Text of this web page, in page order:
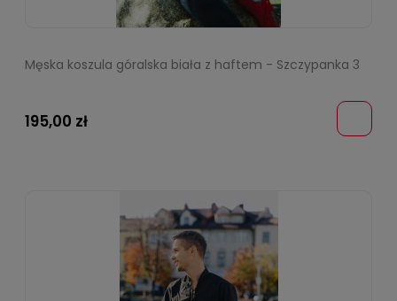
Męska koszula góralska biała z haftem - Szczypanka 3
195,00 zł